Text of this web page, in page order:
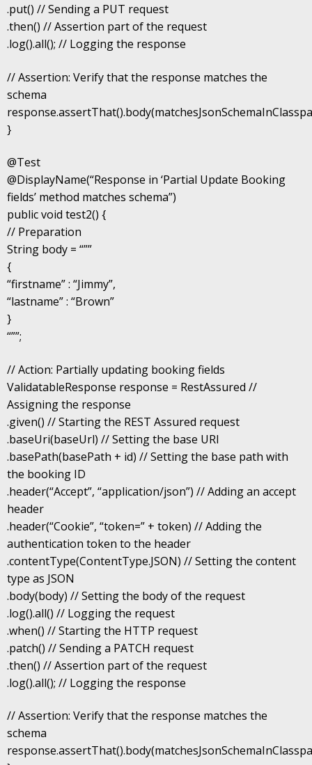
.put() // Sending a PUT request
.then() // Assertion part of the request
.log().all(); // Logging the response
// Assertion: Verify that the response matches the
schema
}
@Test
@DisplayName(“Response in ‘Partial Update Booking
fields’ method matches schema”)
public void test2() {
// Preparation
String body = “””
{
“firstname” : “Jimmy”,
“lastname” : “Brown”
}
“””;
// Action: Partially updating booking fields
ValidatableResponse response = RestAssured //
Assigning the response
.given() // Starting the REST Assured request
.baseUri(baseUrl) // Setting the base URI
.basePath(basePath + id) // Setting the base path with
the booking ID
.header(“Accept”, “application/json”) // Adding an accept
header
.header(“Cookie”, “token=” + token) // Adding the
authentication token to the header
.contentType(ContentType.JSON) // Setting the content
type as JSON
.body(body) // Setting the body of the request
.log().all() // Logging the request
.when() // Starting the HTTP request
.patch() // Sending a PATCH request
.then() // Assertion part of the request
.log().all(); // Logging the response
// Assertion: Verify that the response matches the
schema